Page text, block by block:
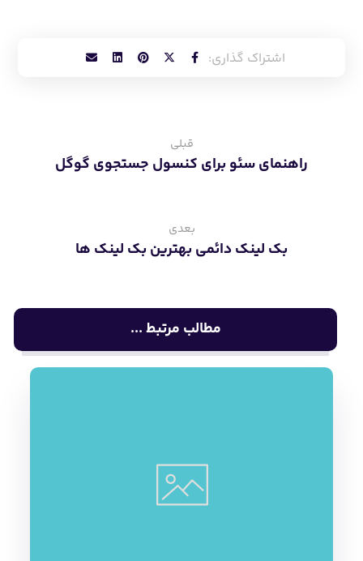
قبلی
راهنمای سئو برای کنسول جستجوی گوگل
بعدی
بک لینک دائمی بهترین بک لینک ها
مطالب مرتبط ...